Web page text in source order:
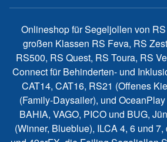
Onlineshop für Segeljollen von
großen Klassen RS Feva, RS
RS500, RS Quest, RS Toura, RS
Connect für Behinderten- und
CAT14, CAT16, RS21 (Offenes
(Family-Daysailer), und
BAHIA, VAGO, PICO und BUG,
(Winner, Blueblue), ILCA 4, 6 und